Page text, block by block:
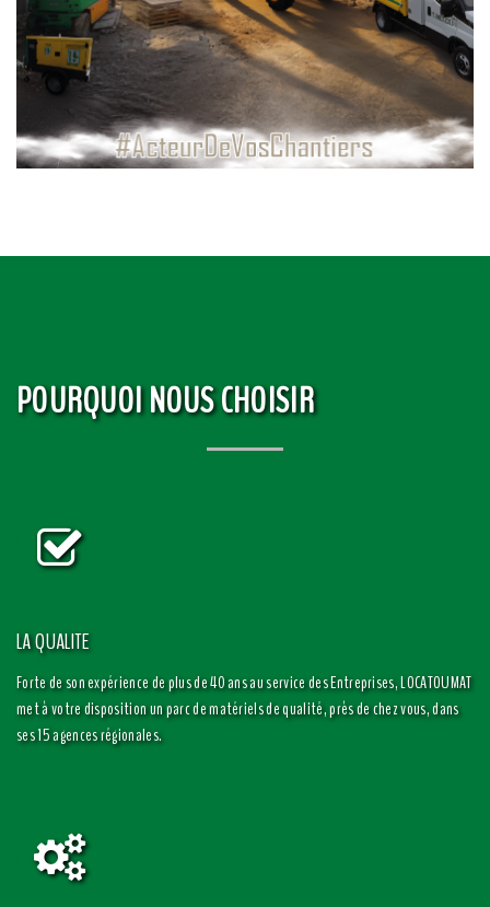
POURQUOI NOUS CHOISIR
LA QUALITE
Forte de son expérience de plus de 40 ans au service des Entreprises, LOCATOUMAT
met à votre disposition un parc de matériels de qualité, près de chez vous, dans
ses 15 agences régionales.